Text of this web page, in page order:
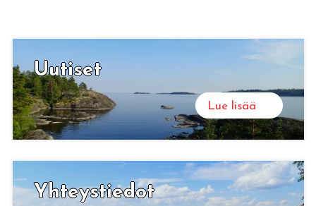
Sortavalan Pitäjäseura ry
Tervetuloa Sortavalan seudun kauniisiin maisemiin
ja karjalaisten lämminhenkiseen joukkoon!
Lue lisää
Uu­ti­set
Lue lisää
Yh­teys­tie­dot